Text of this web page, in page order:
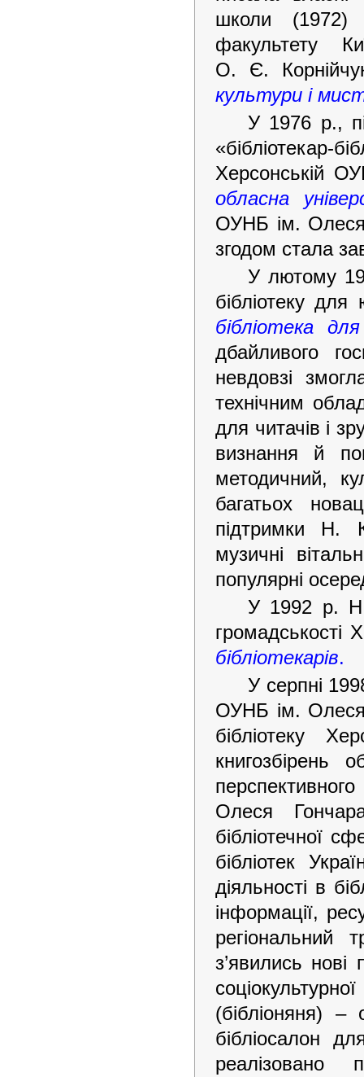
школи (1972)
факультету
О. Є.
культури і
У 1976 р.,
Херсонській
обласна
ОУНБ ім. Олеся
згодом стала
У лютому
бібліотеку
бібліотека
дбайливого
невдовзі
технічним
для читачів і
визнання й
методичний,
багатьох
підтримки Н.
музичні
популярні
У 1992 р. Н.
бібліотекарів.
У серпні
ОУНБ ім.
бібліотеку
книгозбірень
Олеся
бібліотечної
бібліотек
діяльності в
інформації,
регіональний
з’явились нові
(бібліоняня) –
бібліосалон
реалізовано